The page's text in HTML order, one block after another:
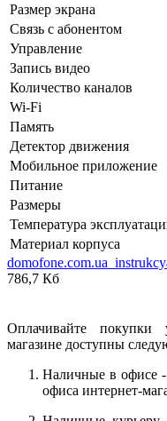
Размер экрана
Связь с абонентом
Управление
Запись видео
Количество каналов
Wi-Fi
Память
Детектор движения
Мобильное приложение
Питание
Размеры
Температура
Материал корпуса
786,7 Кб
Оплачивайте
магазине доступны
Наличные в офисе -
офиса интернет-